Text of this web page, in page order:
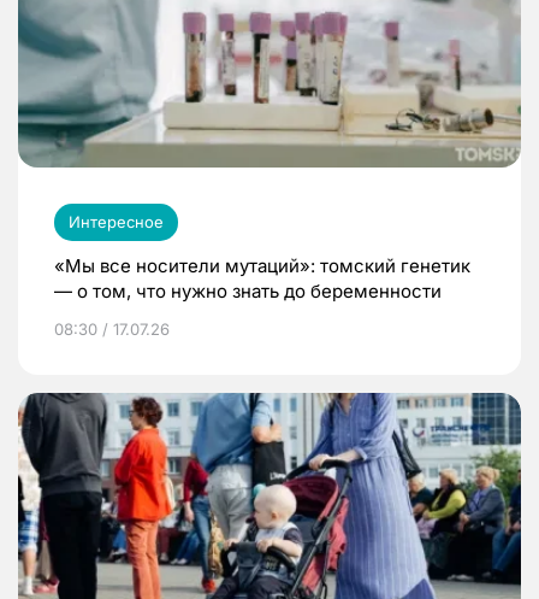
Интересное
«Мы все носители мутаций»: томский генетик
— о том, что нужно знать до беременности
08:30 / 17.07.26